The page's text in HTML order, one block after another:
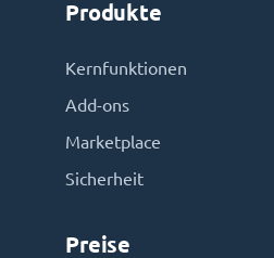
Produkte
Kernfunktionen
Add-ons
Marketplace
Sicherheit
Preise